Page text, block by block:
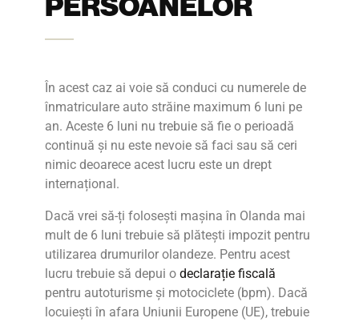
În acest caz ai voie să conduci cu numerele de
înmatriculare auto străine maximum 6 luni pe
an. Aceste 6 luni nu trebuie să fie o perioadă
continuă și nu este nevoie să faci sau să ceri
nimic deoarece acest lucru este un drept
internațional.
Dacă vrei să-ți folosești mașina în Olanda mai
mult de 6 luni trebuie să plătești impozit pentru
utilizarea drumurilor olandeze. Pentru acest
lucru trebuie să depui o declarație fiscală
pentru autoturisme și motociclete (bpm). Dacă
locuiești în afara Uniunii Europene (UE), trebuie